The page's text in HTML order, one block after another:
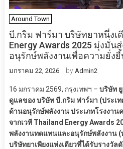
Around Town
บี.กริม ฟาร์มา บริษัทยาหนึ่งเ
Energy Awards 2025 มุ่งมั่
อนุรักษ์พลังงานเพื่อความยั่ง
มกราคม 22, 2026 by Admin2
16 มกราคม 2569, กรุงเทพฯ – บริษัท
ดูแลของ บริษัท บี.กริม ฟาร์มา (ประเ
ด้านอนุรักษ์พลังงาน ประเภทโรงงา
จากเวที Thailand Energy Awards
พลังงานทดแทนและอนุรักษ์พลังงาน (
บริษัทยาเพียงแห่งเดียวที่ได้รับรางวัล